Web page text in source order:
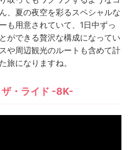
、夏の夜空を彩るスペシャルな
も用意されていて、1日中ずっ
ができる贅沢な構成になってい
や周辺観光のルートも含めて計
旅になりますね。
・ライド -8K-